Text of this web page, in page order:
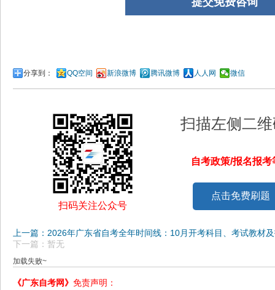
分享到： QQ空间 新浪微博 腾讯微博 人人网 微信
扫码关注公众号
扫描左侧二
自考政策/报名报
点击免费刷题
上一篇：2026年广东省自考全年时间线：10月开考科目、考试教材
下一篇：暂无
加载失败~
《广东自考网》 免责声明：